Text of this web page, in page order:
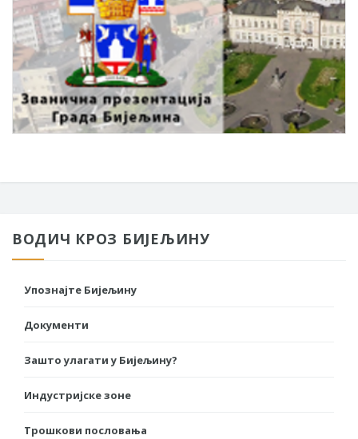
ВОДИЧ КРОЗ БИЈЕЉИНУ
Упознајте Бијељину
Документи
Зашто улагати у Бијељину?
Индустријске зоне
Трошкови пословања